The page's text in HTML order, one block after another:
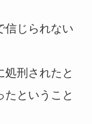
信じられない
処刑されたと
たということ